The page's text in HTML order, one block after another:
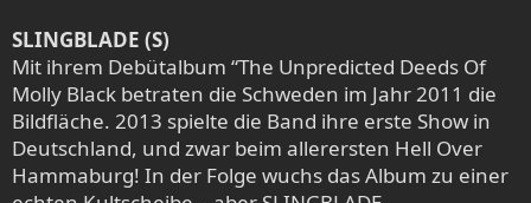
SLINGBLADE (S)
Mit ihrem Debütalbum “The Unpredicted Deeds Of
Molly Black betraten die Schweden im Jahr 2011 die
Bildfläche. 2013 spielte die Band ihre erste Show in
Deutschland, und zwar beim allerersten Hell Over
Hammaburg! In der Folge wuchs das Album zu einer